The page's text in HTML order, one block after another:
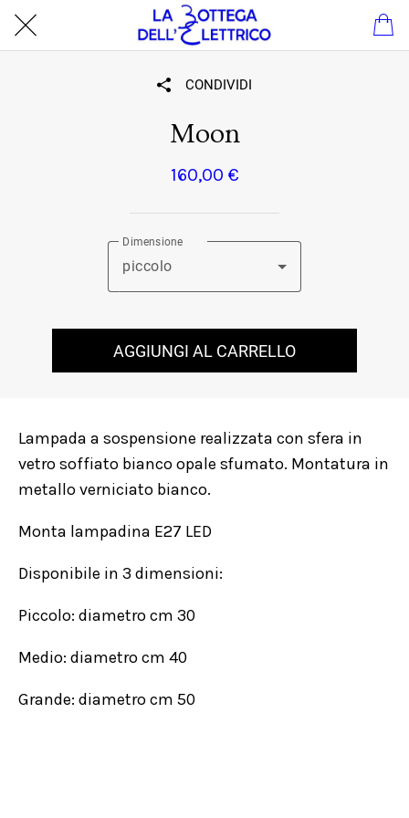
CONDIVIDI
Moon
160,00 €
Dimensione
piccolo
AGGIUNGI AL CARRELLO
Lampada a sospensione realizzata con sfera in
vetro soffiato bianco opale sfumato. Montatura in
metallo verniciato bianco.
Monta lampadina E27 LED
Disponibile in 3 dimensioni:
Piccolo: diametro cm 30
Medio: diametro cm 40
Grande: diametro cm 50